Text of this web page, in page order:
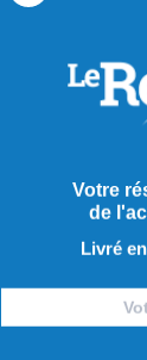
Votre
de
Livré